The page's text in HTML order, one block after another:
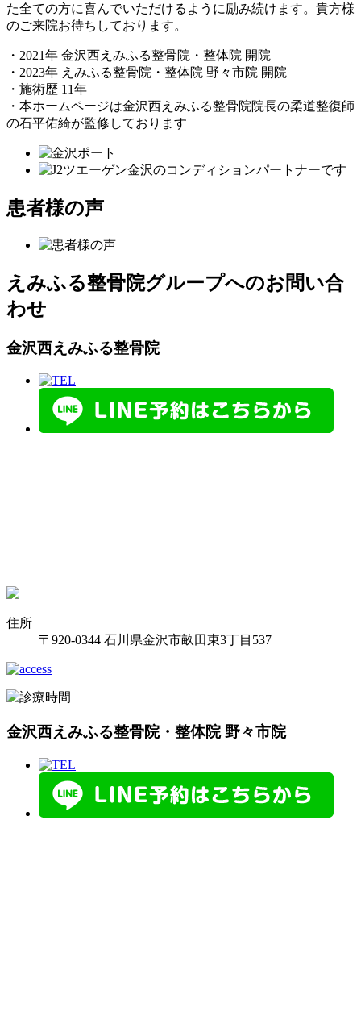
た全ての方に喜んでいただけるように励み続けます。貴方様
のご来院お待ちしております。
・2021年 金沢西えみふる整骨院・整体院 開院
・2023年 えみふる整骨院・整体院 野々市院 開院
・施術歴 11年
・本ホームページは金沢西えみふる整骨院院長の柔道整復師
の石平佑綺が監修しております
患者様の声
えみふる整骨院グループへのお問い合
わせ
金沢西えみふる整骨院
住所
〒920-0344 石川県金沢市畝田東3丁目537
金沢西えみふる整骨院・整体院 野々市院